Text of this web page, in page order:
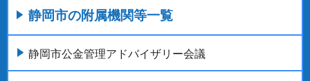
静岡市の附属機関等一覧
静岡市公金管理アドバイザリー会議